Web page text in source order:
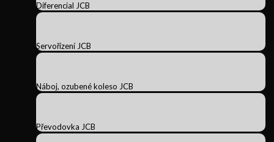
Diferencial JCB
Servořízení JCB
Náboj, ozubené koleso JCB
Převodovka JCB